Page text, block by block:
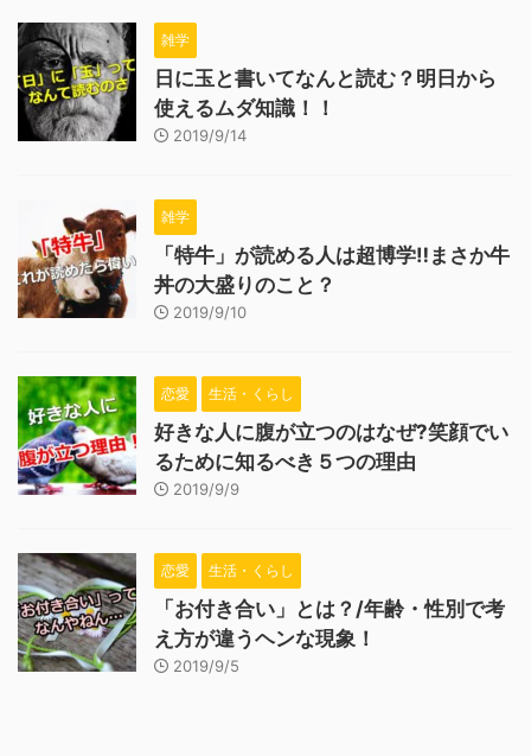
雑学
日に玉と書いてなんと読む？明日から
使えるムダ知識！！
2019/9/14
雑学
「特牛」が読める人は超博学‼まさか牛
丼の大盛りのこと？
2019/9/10
恋愛 生活・くらし
好きな人に腹が立つのはなぜ?笑顔でい
るために知るべき５つの理由
2019/9/9
恋愛 生活・くらし
「お付き合い」とは？/年齢・性別で考
え方が違うヘンな現象！
2019/9/5